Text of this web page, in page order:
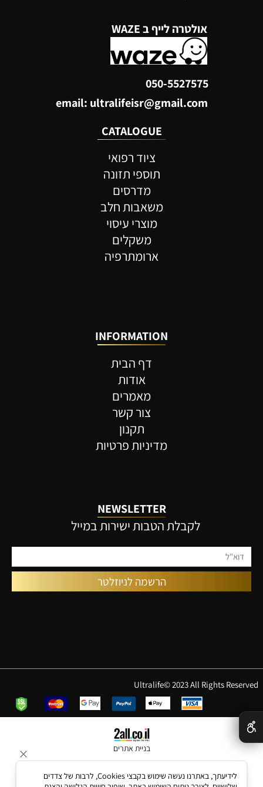
אולטרה לייף ב WAZE
050-5527575
email: ultralifeisr@gmail.com
CATALOGUE
ציוד רפואי
תוספי תזונה
מדרסים
משאבות חלב
מוצרי עיסוי
משקלים
ארומתרפיה
INFORMATION
דף הבית
אודות
מאמרים
צור קשר
תקנון
מדיניות פרטיות
NEWSLETTER
לקבלת הטבות ישירות במייל
Ultralife© 2023 All Rights Reserved
בניית אתרים
לידיעתך, באתרנו נעשה שימוש בקבצי Cookies, לרבות של צדדים